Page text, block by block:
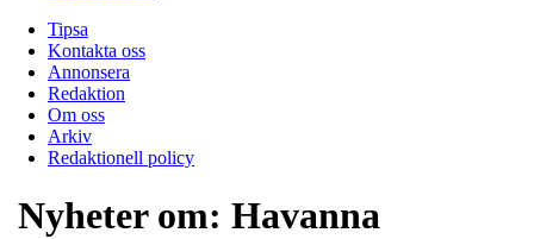
Tipsa
Kontakta oss
Annonsera
Redaktion
Om oss
Arkiv
Redaktionell policy
Nyheter om: Havanna